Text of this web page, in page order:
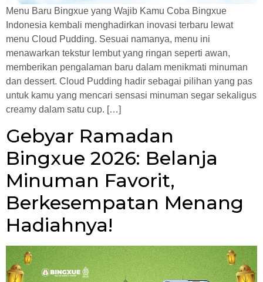
Menu Baru Bingxue yang Wajib Kamu Coba Bingxue
Indonesia kembali menghadirkan inovasi terbaru lewat
menu Cloud Pudding. Sesuai namanya, menu ini
menawarkan tekstur lembut yang ringan seperti awan,
memberikan pengalaman baru dalam menikmati minuman
dan dessert. Cloud Pudding hadir sebagai pilihan yang pas
untuk kamu yang mencari sensasi minuman segar sekaligus
creamy dalam satu cup. […]
Gebyar Ramadan
Bingxue 2026: Belanja
Minuman Favorit,
Berkesempatan Menang
Hadiahnya!